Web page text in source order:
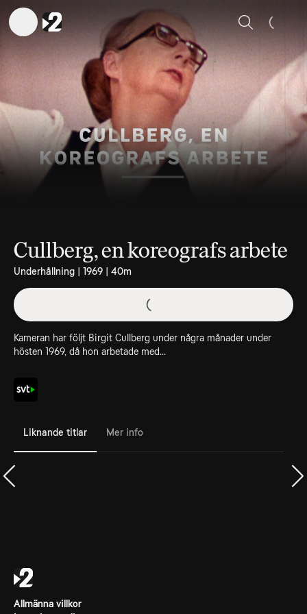
Sök
Cullberg, en koreografs arbete
Underhållning | 1969 | 40m
Kameran har följt Birgit Cullberg under några månader under
hösten 1969, då hon arbetade med...
Liknande titlar Mer info
Allmänna villkor